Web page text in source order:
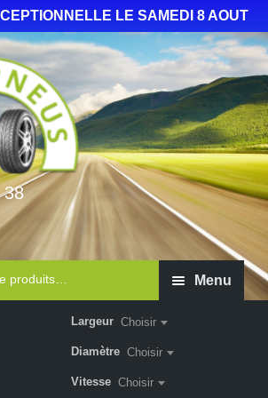
LE SAMEDI 8 AOUT
38
Menu
4×4 Largeur Choisir
Diamètre Choisir
Vitesse Choisir